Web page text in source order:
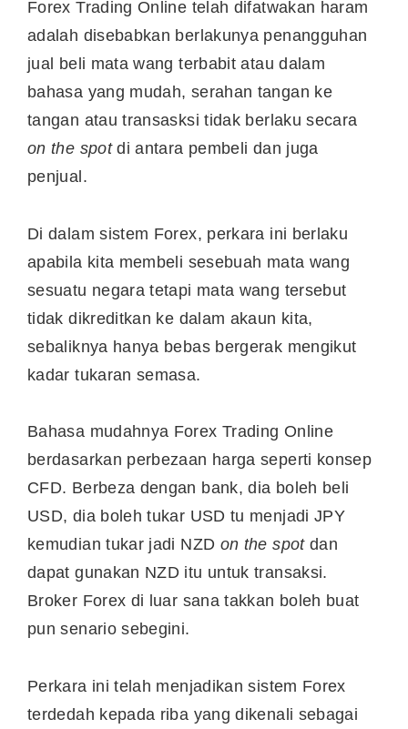
Forex Trading Online telah difatwakan haram
adalah disebabkan berlakunya penangguhan
jual beli mata wang terbabit atau dalam
bahasa yang mudah, serahan tangan ke
tangan atau transasksi tidak berlaku secara
on the spotdi antara pembeli dan juga
penjual.
Di dalam sistem Forex, perkara ini berlaku
apabila kita membeli sesebuah mata wang
sesuatu negara tetapi mata wang tersebut
tidak dikreditkan ke dalam akaun kita,
sebaliknya hanya bebas bergerak mengikut
kadar tukaran semasa.
Bahasa mudahnya Forex Trading Online
berdasarkan perbezaan harga seperti konsep
CFD. Berbeza dengan bank, dia boleh beli
USD, dia boleh tukar USD tu menjadi JPY
kemudian tukar jadi NZD on the spotdan
dapat gunakan NZD itu untuk transaksi.
Broker Forex di luar sana takkan boleh buat
pun senario sebegini.
Perkara ini telah menjadikan sistem Forex
terdedah kepada riba yang dikenali sebagai